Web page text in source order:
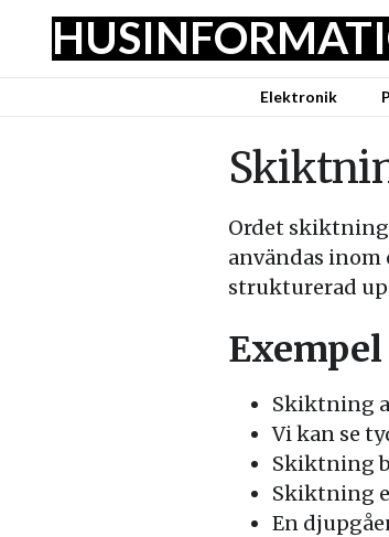
Elektronik
Ordet skiktning
användas inom
strukturerad
Skiktning
Vi kan se
Skiktning
Skiktning
En